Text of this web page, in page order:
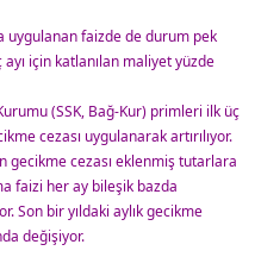
uygulanan faizde de durum pek
için katlanılan maliyet yüzde
(SSK, Bağ-Kur) primleri ilk üç
cezası uygulanarak artırılıyor.
gecikme cezası eklenmiş tutarlara
faizi her ay bileşik bazda
Son bir yıldaki aylık gecikme
değişiyor.